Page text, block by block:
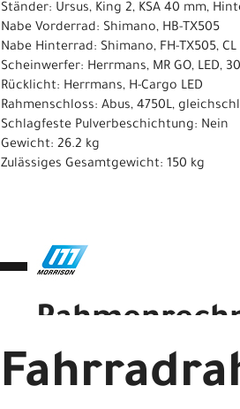
Ständer: Ursus, King 2, KSA 40 mm,
Nabe Vorderrad: Shimano, HB-TX505
Nabe Hinterrad: Shimano, FH-TX505, CL
Scheinwerfer: Herrmans, MR GO, LED,
Rücklicht: Herrmans, H-Cargo LED
Rahmenschloss: Abus, 4750L,
Schlagfeste Pulverbeschichtung: Nein
Gewicht: 26.2 kg
Zulässiges Gesamtgewicht: 150 kg
MORRISON E 6.0 500 Diamant 28 Zoll